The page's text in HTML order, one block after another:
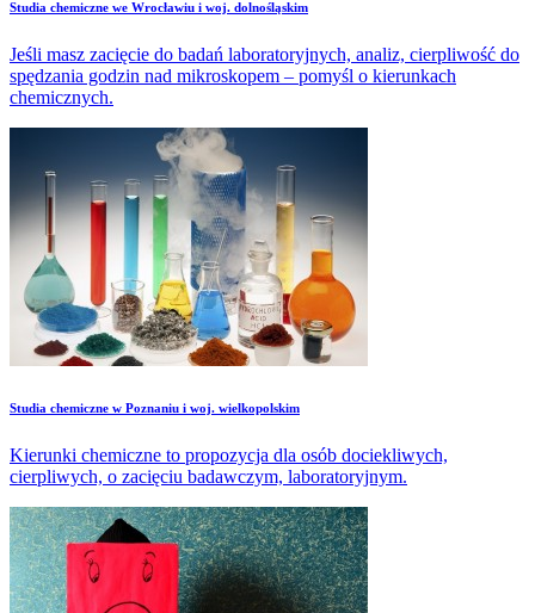
Studia chemiczne we Wrocławiu i woj. dolnośląskim
Jeśli masz zacięcie do badań laboratoryjnych, analiz, cierpliwość do
spędzania godzin nad mikroskopem – pomyśl o kierunkach
chemicznych.
Studia chemiczne w Poznaniu i woj. wielkopolskim
Kierunki chemiczne to propozycja dla osób dociekliwych,
cierpliwych, o zacięciu badawczym, laboratoryjnym.